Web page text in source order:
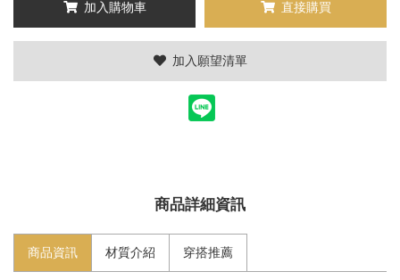
加入購物車 直接購買
加入願望清單
商品詳細資訊
商品資訊 材質介紹 穿搭推薦